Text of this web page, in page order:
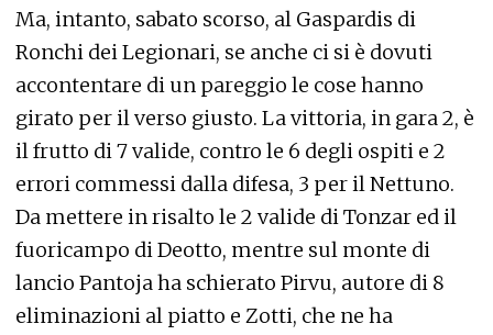
Ma, intanto, sabato scorso, al Gaspardis di
Ronchi dei Legionari, se anche ci si è dovuti
accontentare di un pareggio le cose hanno
girato per il verso giusto. La vittoria, in gara 2, è
il frutto di 7 valide, contro le 6 degli ospiti e 2
errori commessi dalla difesa, 3 per il Nettuno.
Da mettere in risalto le 2 valide di Tonzar ed il
fuoricampo di Deotto, mentre sul monte di
lancio Pantoja ha schierato Pirvu, autore di 8
eliminazioni al piatto e Zotti, che ne ha